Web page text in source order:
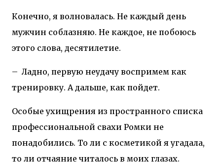
Конечно, я волновалась. Не каждый день
мужчин соблазняю. Не каждое, не побоюсь
этого слова, десятилетие.
– Ладно, первую неудачу воспримем как
тренировку. А дальше, как пойдет.
Особые ухищрения из пространного списка
профессиональной свахи Ромки не
понадобились. То ли с косметикой я угадала,
то ли отчаяние читалось в моих глазах.